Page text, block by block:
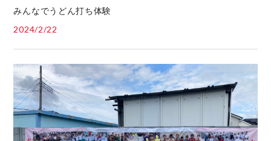
みんなでうどん打ち体験
2024/2/22